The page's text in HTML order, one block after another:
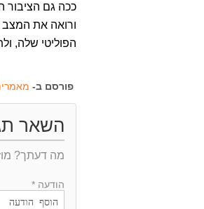
ככה גם הציבור
ורואה את
הפוליטי שלה,
פורסם ב- מאמרים
השאר
מה דעתך?
הודעה *